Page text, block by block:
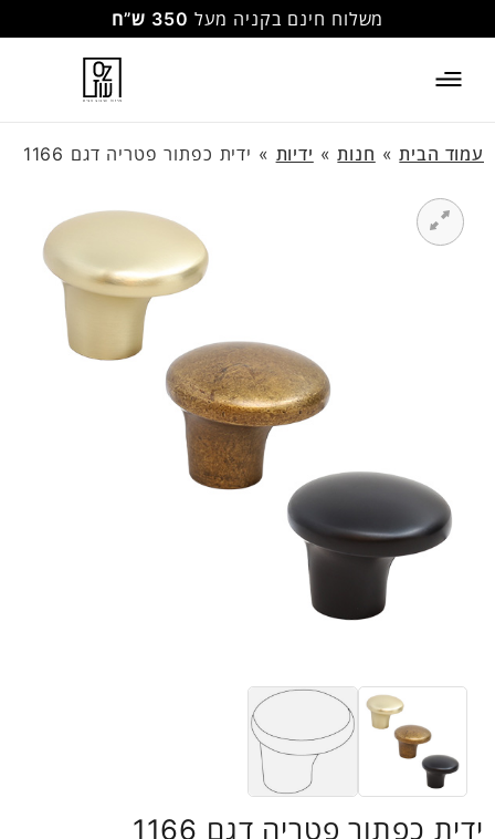
משלוח חינם בקניה מעל 350 ש”ח
עמוד הבית» חנות» ידיות » ידית כפתור פטריה דגם 1166
ידית כפתור פטריה דגם 1166